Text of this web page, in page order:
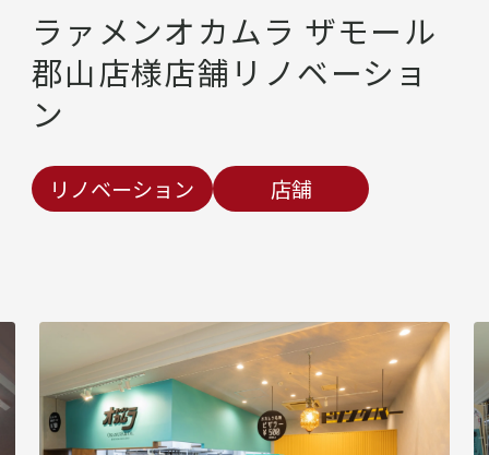
ラァメンオカムラ ザモール
郡山店様店舗リノベーショ
ン
リノベーション 店舗